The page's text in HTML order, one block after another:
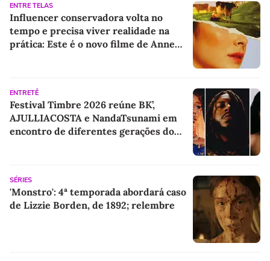
ENTRE TELAS
Influencer conservadora volta no
tempo e precisa viver realidade na
prática: Este é o novo filme de Anne
ENTRETÊ
Festival Timbre 2026 reúne BK’,
AJULLIACOSTA e NandaTsunami em
encontro de diferentes gerações do
SÉRIES
'Monstro': 4ª temporada abordará caso
de Lizzie Borden, de 1892; relembre